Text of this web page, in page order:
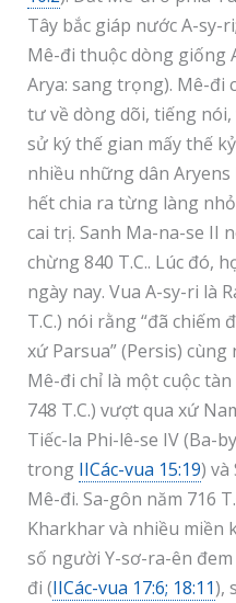
Tây bắc giáp nước A-sy-
Mê-đi thuộc dòng giống
Arya: sang trọng). Mê-đi
tư về dòng dõi, tiếng
sử ký thế gian mấy thế
nhiều những dân
hết chia ra từng làng
cai trị. Sanh Ma-na-se II
chừng 840 T.C.. Lúc đó,
ngày nay. Vua A-sy-ri là
T.C.) nói rằng “đã chiếm
xứ Parsua” (Persis)
Mê-đi chỉ là một cuộc
748 T.C.) vượt qua xứ
Tiếc-la Phi-lê-se IV (Ba-
trong IICác-vua 15:19) và
Mê-đi. Sa-gôn năm 716
Kharkhar và nhiều miền
số người Y-sơ-ra-ên
đi (IICác-vua 17:6; 18:11),